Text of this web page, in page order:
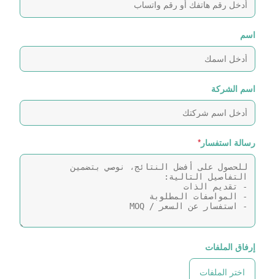
اسم
اسم الشركة
رسالة استفسار *
إرفاق الملفات
اختر الملفات